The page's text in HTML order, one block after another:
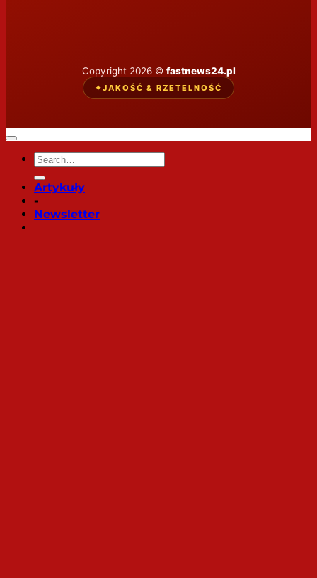
Copyright 2026 © fastnews24.pl
✦JAKOŚĆ & RZETELNOŚĆ
Artykuły
-
Newsletter